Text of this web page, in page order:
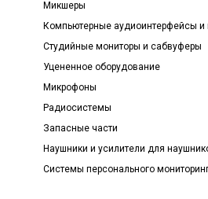
Микшеры
Компьютерные аудиоинтерфейсы и
Студийные мониторы и сабвуферы
Уцененное оборудование
Микрофоны
Радиосистемы
Запасные части
Наушники и усилители для
Системы персонального